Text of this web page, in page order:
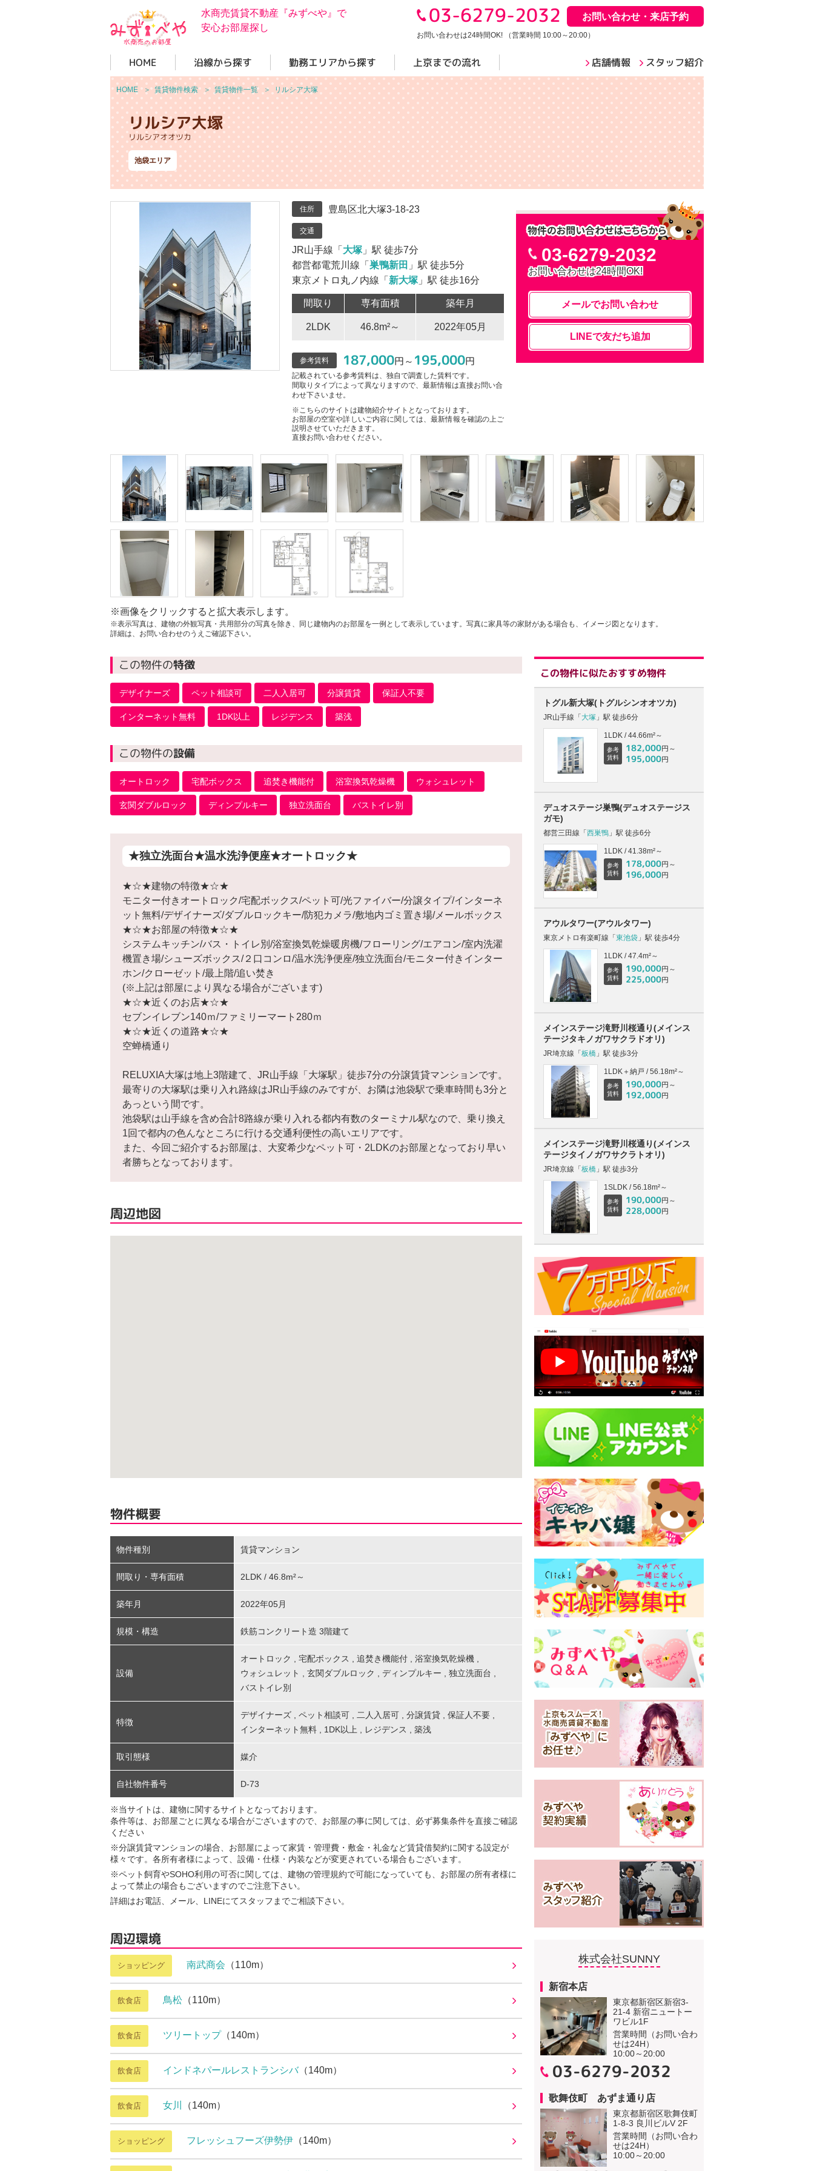
水商売賃貸不動産『みずべや』で
安心お部屋探し
03-6279-2032 お問い合わせ・来店予約
お問い合わせは24時間OK! （営業時間 10:00～20:00）
HOME 沿線から探す 勤務エリアから探す 上京までの流れ 店舗情報 スタッフ紹介
HOME ＞ 賃貸物件検索 ＞ 賃貸物件一覧 ＞ リルシア大塚
リルシア大塚
リルシアオオツカ
池袋エリア
住所 豊島区北大塚3-18-23
交通
JR山手線「 大塚」駅 徒歩7分
都営都電荒川線「 巣鴨新田 」駅 徒歩5分
東京メトロ丸ノ内線「 新大塚」駅 徒歩16分
間取り 専有面積 築年月
2LDK 46.8m²～ 2022年05月
参考賃料 187,000円～ 195,000円
記載されている参考賃料は、独自で調査した賃料です。
間取りタイプによって異なりますので、最新情報は直接お問い合
わせ下さいませ。
※こちらのサイトは建物紹介サイトとなっております。
お部屋の空室や詳しいご内容に関しては、最新情報を確認の上ご
説明させていただきます。
直接お問い合わせください。
03-6279-2032
お問い合わせは24時間OK!
メールでお問い合わせ
LINEで友だち追加
※画像をクリックすると拡大表示します。
※表示写真は、建物の外観写真・共用部分の写真を除き、同じ建物内のお部屋を一例として表示しています。写真に家具等の家財がある場合も、イメージ図となります。
詳細は、お問い合わせのうえご確認下さい。
この物件の特徴
デザイナーズ ペット相談可 二人入居可 分譲賃貸 保証人不要
インターネット無料 1DK以上 レジデンス 築浅
この物件の設備
オートロック 宅配ボックス 追焚き機能付 浴室換気乾燥機 ウォシュレット
玄関ダブルロック ディンプルキー 独立洗面台 バストイレ別
★独立洗面台★温水洗浄便座★オートロック★
★☆★建物の特徴★☆★
モニター付きオートロック/宅配ボックス/ペット可/光ファイバー/分譲タイプ/インターネ
ット無料/デザイナーズ/ダブルロックキー/防犯カメラ/敷地内ゴミ置き場/メールボックス
★☆★お部屋の特徴★☆★
システムキッチン/バス・トイレ別/浴室換気乾燥暖房機/フローリング/エアコン/室内洗濯
機置き場/シューズボックス/２口コンロ/温水洗浄便座/独立洗面台/モニター付きインター
ホン/クローゼット/最上階/追い焚き
(※上記は部屋により異なる場合がございます)
★☆★近くのお店★☆★
セブンイレブン140ｍ/ファミリーマート280ｍ
★☆★近くの道路★☆★
空蝉橋通り
RELUXIA大塚は地上3階建て、JR山手線「大塚駅」徒歩7分の分譲賃貸マンションです。
最寄りの大塚駅は乗り入れ路線はJR山手線のみですが、お隣は池袋駅で乗車時間も3分と
あっという間です。
池袋駅は山手線を含め合計8路線が乗り入れる都内有数のターミナル駅なので、乗り換え
1回で都内の色んなところに行ける交通利便性の高いエリアです。
また、今回ご紹介するお部屋は、大変希少なペット可・2LDKのお部屋となっており早い
者勝ちとなっております。
周辺地図
物件概要
物件種別 賃貸マンション
間取り・専有面積 2LDK / 46.8m²～
築年月 2022年05月
規模・構造 鉄筋コンクリート造 3階建て
設備
オートロック 宅配ボックス 追焚き機能付 浴室換気乾燥機
ウォシュレット
玄関ダブルロック ディンプルキー 独立洗面台
バストイレ別
特徴
デザイナーズ ペット相談可 二人入居可 分譲賃貸 保証人不要
インターネット無料
1DK以上 レジデンス 築浅
取引態様 媒介
自社物件番号 D-73
※当サイトは、建物に関するサイトとなっております。
条件等は、お部屋ごとに異なる場合がございますので、お部屋の事に関しては、必ず募集条件を直接ご確認
ください
※分譲賃貸マンションの場合、お部屋によって家賃・管理費・敷金・礼金など賃貸借契約に関する設定が
様々です。各所有者様によって、設備・仕様・内装などが変更されている場合もございます。
※ペット飼育やSOHO利用の可否に関しては、建物の管理規約で可能になっていても、お部屋の所有者様に
よって禁止の場合もございますのでご注意下さい。
詳細はお電話、メール、LINEにてスタッフまでご相談下さい。
周辺環境
ショッピング 南武商会 （110m）
飲食店 鳥松 （110m）
飲食店 ツリートップ（140m）
飲食店 インドネパールレストランシバ（140m）
飲食店 女川 （140m）
ショッピング フレッシュフーズ伊勢伊 （140m）
この物件に似たおすすめ物件
トグル新大塚(トグルシンオオツカ)
JR山手線「大塚 」駅 徒歩6分
1LDK / 44.66m²～
参考
賃料
182,000円～
195,000円
デュオステージ巣鴨(デュオステージス
ガモ)
都営三田線「西巣鴨 」駅 徒歩6分
1LDK / 41.38m²～
参考
賃料
178,000円～
196,000円
アウルタワー(アウルタワー)
東京メトロ有楽町線「東池袋 」駅 徒歩4分
1LDK / 47.4m²～
参考
賃料
190,000円～
225,000円
メインステージ滝野川桜通り(メインス
テージタキノガワサクラドオリ)
JR埼京線「板橋 」駅 徒歩3分
1LDK＋納戸 / 56.18m²～
参考
賃料
190,000円～
192,000円
メインステージ滝野川桜通り(メインス
テージタイノガワサクラトオリ)
JR埼京線「板橋 」駅 徒歩3分
1SLDK / 56.18m²～
参考
賃料
190,000円～
228,000円
株式会社SUNNY
新宿本店
東京都新宿区新宿3-
21-4 新宿ニュートー
ワビル1F
営業時間（お問い合わ
せは24H）
10:00～20:00
03-6279-2032
歌舞伎町 あずま通り店
東京都新宿区歌舞伎町
1-8-3 良川ビルV 2F
営業時間（お問い合わ
せは24H）
10:00～20:00